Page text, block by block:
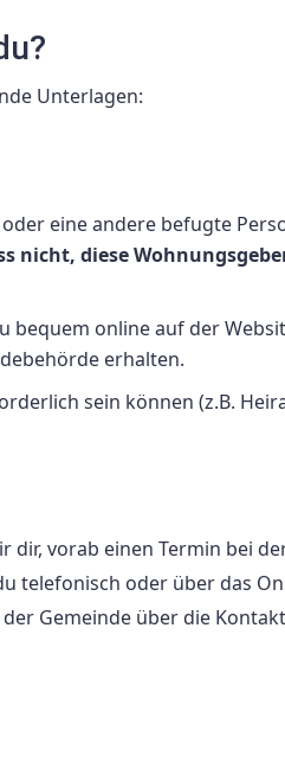
Unterlagen:
eine andere befugte
nicht, diese
online auf der
erhalten.
sein können (z.B.
vorab einen Termin bei
telefonisch oder über das
Gemeinde über die